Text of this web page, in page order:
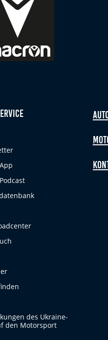
des Ukraine-
den Motorsport